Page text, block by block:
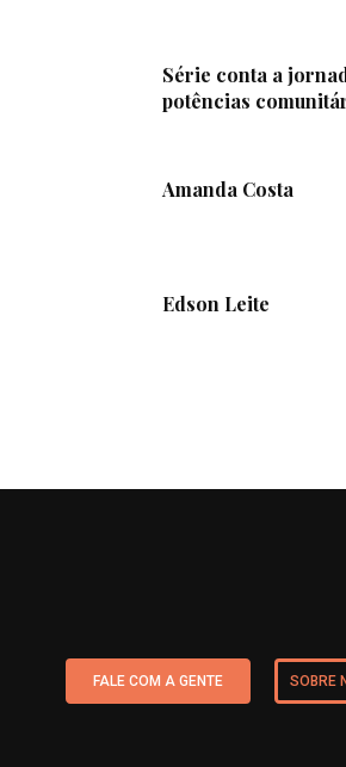
Série conta a
potências
Amanda Costa
Edson Leite
FALE COM A GENTE SOBRE